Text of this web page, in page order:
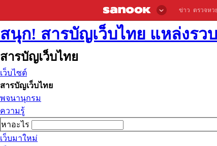
ข่าว ตรวจหว
สนุก! สารบัญเว็บไทย แหล่งรว
สารบัญเว็บไทย
เว็บไซต์
สารบัญเว็บไทย
พจนานุกรม
ความรู้
หาอะไร
เว็บมาใหม่